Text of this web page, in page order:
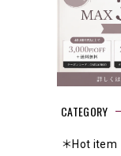
CATEGORY
＊Hot item